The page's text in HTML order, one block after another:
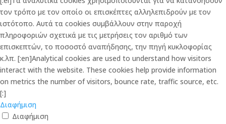
τον τρόπο με τον οποίο οι επισκέπτες αλληλεπιδρούν με τον
ιστότοπο. Αυτά τα cookies συμβάλλουν στην παροχή
πληροφοριών σχετικά με τις μετρήσεις τον αριθμό των
επισκεπτών, το ποσοστό αναπήδησης, την πηγή κυκλοφορίας
κ.λπ. [:en]Analytical cookies are used to understand how visitors
interact with the website. These cookies help provide information
on metrics the number of visitors, bounce rate, traffic source, etc.
[:]
Διαφήμιση
Διαφήμιση